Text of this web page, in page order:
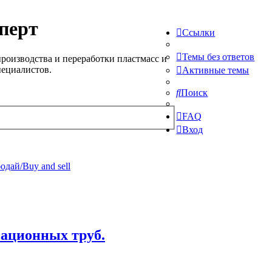
и переработки пластмасс и
Ссылки
Темы без ответов
Активные темы
Поиск
FAQ
Вход
Buy and sell
труб.